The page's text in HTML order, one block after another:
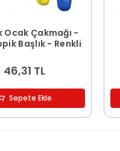
Ocak Çakmağı -
Başlık - Renkli
46,31 TL
Sepete Ekle